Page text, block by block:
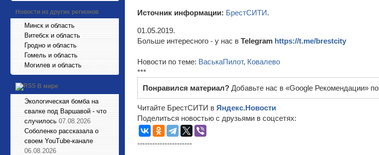
Новости из других регионов
Минск и область
Витебск и область
Гродно и область
Гомель и область
Могилев и область
В мире
Экологическая бомба на
свалке под Варшавой - что
случилось 07.08.2026
Соболенко рассказала о
своем YouTube-канале
06.08.2026
Источник информации: БрестСИТИ.
01.05.2019.
Больше интересного - у нас в Telegram https://t.me/brestcity
Новости по теме: ВаськаПилот, Ковалево
***
Понравился материал? Добавьте нас в «Google Рекомендации» по
Читайте БрестСИТИ в Яндекс.Новости
Поделиться новостью с друзьями в соцсетях:
----------------------